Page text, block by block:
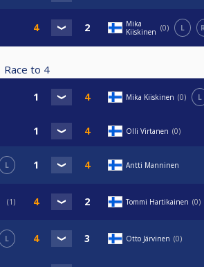
Mika
Kiiskinen
0 L
Race to 4
Mika Kiiskinen 0 L
Olli Virtanen 0
L Antti Manninen
1 Tommi Hartikainen 0
L Otto Järvinen 0